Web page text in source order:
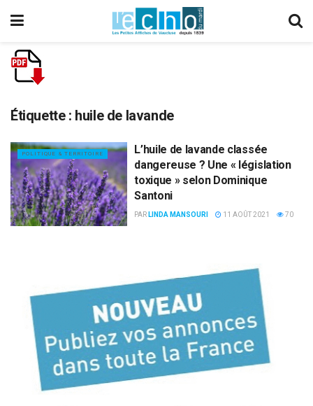
Étiquette : huile de lavande
POLITIQUE & TERRITOIRE
L’huile de lavande classée
dangereuse ? Une « législation
toxique » selon Dominique
Santoni
PAR LINDA MANSOURI 11 AOÛT 2021 70